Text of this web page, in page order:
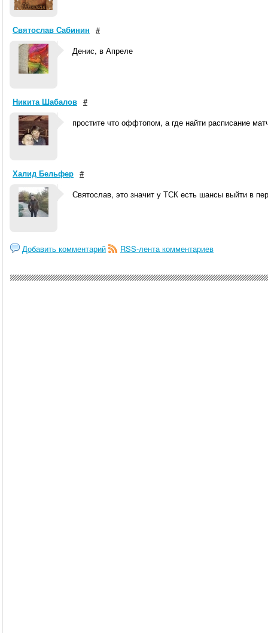
Святослав Сабинин #
Денис, в Апреле
Никита Шабалов #
простите что оффтопом, а где найти расписание
Халид Бельфер #
Святослав, это значит у ТСК есть шансы выйти в
Добавить комментарий RSS-лента комментариев